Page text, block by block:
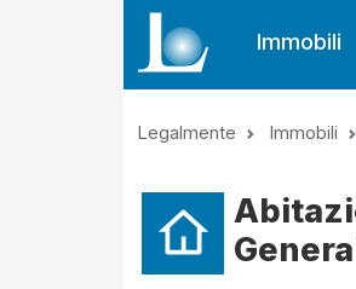
Immobili
Legalmente Immobili